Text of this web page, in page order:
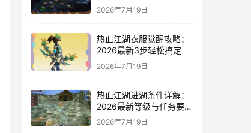
2026年7月19日
热血江湖衣服觉醒攻略：
2026最新3步轻松搞定
2026年7月19日
热血江湖进湖条件详解：
2026最新等级与任务要求
一览
2026年7月19日